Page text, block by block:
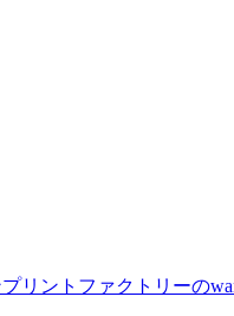
リントファクトリーの